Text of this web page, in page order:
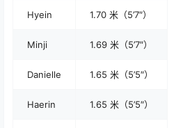
Hyein 1.70 米（5’7″）
Minji 1.69 米（5’7″）
Danielle 1.65 米（5’5″）
Haerin 1.65 米（5’5″）